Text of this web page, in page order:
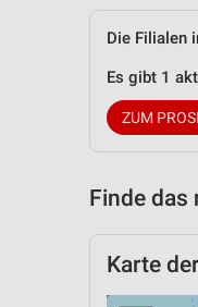
Die Filialen
Es gibt 1
ZUM
Finde das
Karte